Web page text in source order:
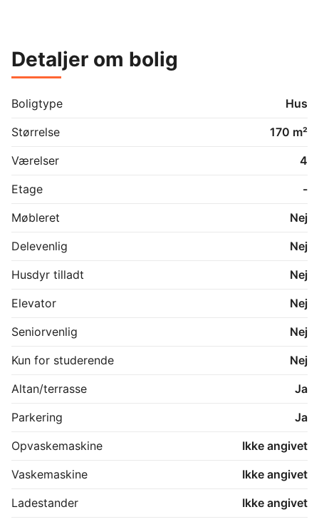
Detaljer om bolig
Boligtype
Hus
Størrelse
170 m²
Værelser
4
Etage
-
Møbleret
Nej
Delevenlig
Nej
Husdyr tilladt
Nej
Elevator
Nej
Seniorvenlig
Nej
Kun for studerende
Nej
Altan/terrasse
Ja
Parkering
Ja
Opvaskemaskine
Ikke angivet
Vaskemaskine
Ikke angivet
Ladestander
Ikke angivet